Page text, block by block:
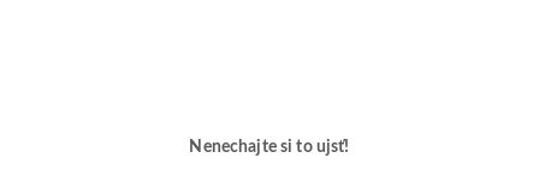
Nenechajte si to ujsť!